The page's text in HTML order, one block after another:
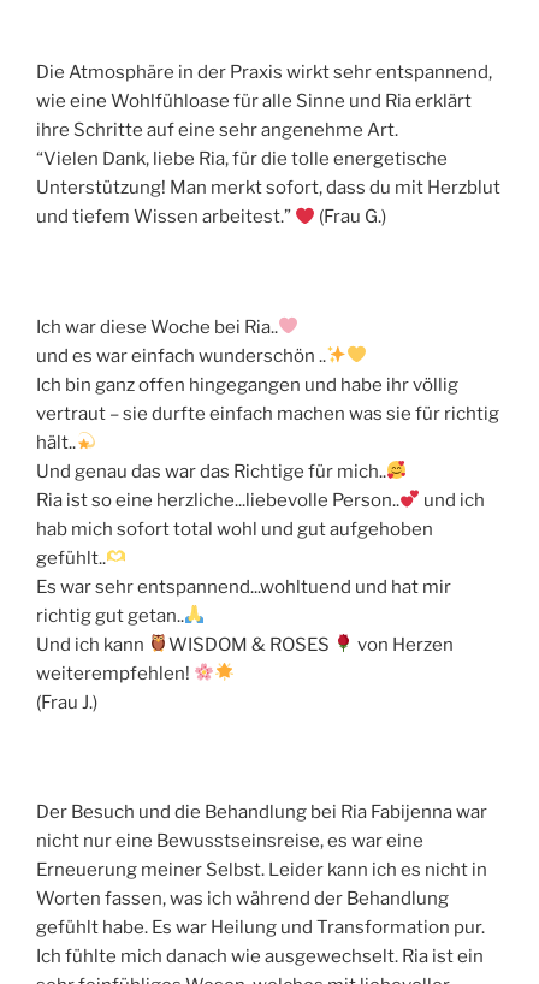
Die Atmosphäre in der Praxis wirkt sehr entspannend,
wie eine Wohlfühloase für alle Sinne und Ria erklärt
ihre Schritte auf eine sehr angenehme Art.
“Vielen Dank, liebe Ria, für die tolle energetische
Unterstützung! Man merkt sofort, dass du mit Herzblut
und tiefem Wissen arbeitest.”
(Frau G.)
Ich war diese Woche bei Ria..
und es war einfach wunderschön ..
Ich bin ganz offen hingegangen und habe ihr völlig
vertraut – sie durfte einfach machen was sie für richtig
hält..
Und genau das war das Richtige für mich..
Ria ist so eine herzliche...liebevolle Person..
und ich
hab mich sofort total wohl und gut aufgehoben
gefühlt..
Es war sehr entspannend...wohltuend und hat mir
richtig gut getan..
Und ich kann
WISDOM & ROSES
von Herzen
weiterempfehlen!
(Frau J.)
Der Besuch und die Behandlung bei Ria Fabijenna war
nicht nur eine Bewusstseinsreise, es war eine
Erneuerung meiner Selbst. Leider kann ich es nicht in
Worten fassen, was ich während der Behandlung
gefühlt habe. Es war Heilung und Transformation pur.
Ich fühlte mich danach wie ausgewechselt. Ria ist ein